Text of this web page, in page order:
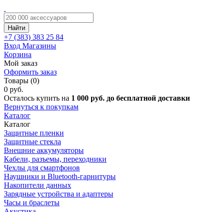
Найти
+7 (383) 383 25 84
Вход Магазины
Корзина
Мой заказ
Оформить заказ
Товары (0)
0 руб.
Осталось купить на 1 000 руб. до бесплатной доставки
Вернуться к покупкам
Каталог
Каталог
Защитные пленки
Защитные стекла
Внешние аккумуляторы
Кабели, разъемы, переходники
Чехлы для смартфонов
Наушники и Bluetooth-гарнитуры
Накопители данных
Зарядные устройства и адаптеры
Часы и браслеты